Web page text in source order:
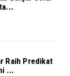
Raih Predikat
...